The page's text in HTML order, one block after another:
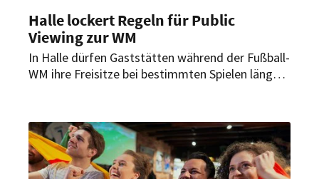
Halle lockert Regeln für Public
Viewing zur WM
In Halle dürfen Gaststätten während der Fußball-
WM ihre Freisitze bei bestimmten Spielen länger
es eine etwas andere Regelung.